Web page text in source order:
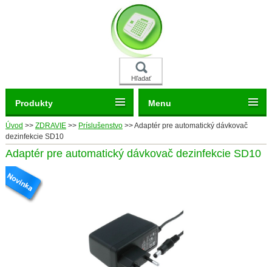
Hľadať
Úvod >> ZDRAVIE >> Príslušenstvo >>Adaptér pre automatický dávkovač
dezinfekcie SD10
Adaptér pre automatický dávkovač dezinfekcie SD10
Produkty Menu